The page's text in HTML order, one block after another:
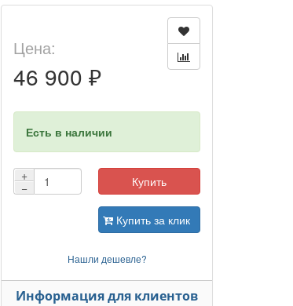
Цена:
46 900 ₽
Есть в наличии
+
−
Купить
Купить за клик
Нашли дешевле?
Информация для клиентов